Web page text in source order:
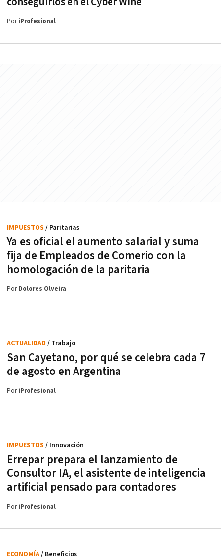
PoriProfesional
Ya es oficial el aumento salarial y suma
fija de Empleados de Comerio con la
homologación de la paritaria
IMPUESTOS / Paritarias
PorDolores Olveira
San Cayetano, por qué se celebra cada 7
de agosto en Argentina
ACTUALIDAD / Trabajo
PoriProfesional
Errepar prepara el lanzamiento de
Consultor IA, el asistente de inteligencia
artificial pensado para contadores
IMPUESTOS / Innovación
PoriProfesional
ECONOMÍA/ Beneficios